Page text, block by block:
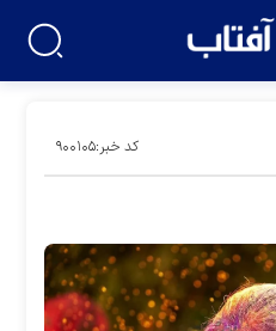
کد خبر:۹۰۰۱۰۵